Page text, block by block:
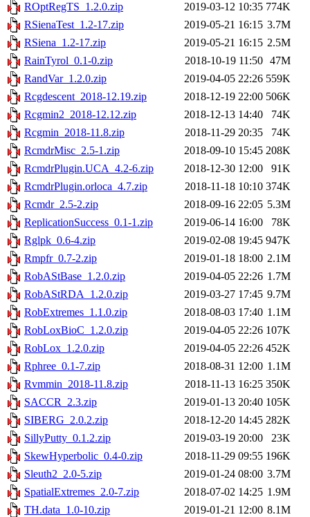
ROptRegTS_1.2.0.zip
2019-03-12 10:35 774K
RSienaTest_1.2-17.zip
2019-05-21 16:15 3.7M
RSiena_1.2-17.zip
2019-05-21 16:15 2.5M
RainTyrol_0.1-0.zip
2018-10-19 11:50 47M
RandVar_1.2.0.zip
2019-04-05 22:26 559K
Rcgdescent_2018-12.19.zip
2018-12-19 22:00 506K
Rcgmin2_2018-12.12.zip
2018-12-13 14:40
74K
Rcgmin_2018-11.8.zip
2018-11-29 20:35
74K
RcmdrMisc_2.5-1.zip
2018-09-10 15:45 208K
RcmdrPlugin.UCA_4.2-6.zip
2018-12-30 12:00
91K
RcmdrPlugin.orloca_4.7.zip
2018-11-18 10:10 374K
Rcmdr_2.5-2.zip
2018-09-16 22:05 5.3M
ReplicationSuccess_0.1-1.zip
2019-06-14 16:00
78K
Rglpk_0.6-4.zip
2019-02-08 19:45 947K
Rmpfr_0.7-2.zip
2019-01-18 18:00 2.1M
RobAStBase_1.2.0.zip
2019-04-05 22:26 1.7M
RobAStRDA_1.2.0.zip
2019-03-27 17:45 9.7M
RobExtremes_1.1.0.zip
2018-08-03 17:40 1.1M
RobLoxBioC_1.2.0.zip
2019-04-05 22:26 107K
RobLox_1.2.0.zip
2019-04-05 22:26 452K
Rphree_0.1-7.zip
2018-08-31 12:00 1.1M
Rvmmin_2018-11.8.zip
2018-11-13 16:25 350K
SACCR_2.3.zip
2019-01-13 20:40 105K
SIBERG_2.0.2.zip
2018-12-20 14:45 282K
SillyPutty_0.1.2.zip
2019-03-19 20:00
23K
SkewHyperbolic_0.4-0.zip
2018-11-29 09:55 196K
Sleuth2_2.0-5.zip
2019-01-24 08:00 3.7M
SpatialExtremes_2.0-7.zip
2018-07-02 14:25 1.9M
TH.data_1.0-10.zip
2019-01-21 12:00 8.1M